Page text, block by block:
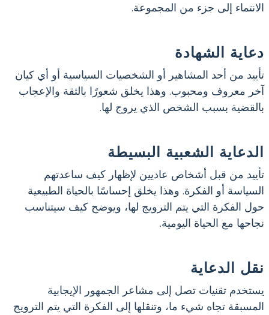
الانتماء إلى جزء من المجموعة.
دعاية الشهادة
تأييد من أحد المشاهير أو الشخصيات السياسية أو أي كيان
آخر معروف ومحبوب. وهذا يخلق شعورًا بالثقة والإعجاب
بالقضية بسبب الشخص الذي يروج لها.
الدعاية الشعبية البسيطة
تأييد من قبل أشخاص عاديين لإظهار كيف ساعدتهم
السياسة أو الفكرة. وهذا يخلق إحساسًا بالحياة الطبيعية
حول الفكرة التي يتم الترويج لها، ويوضح كيف سيتناسب
نجاحها مع الحياة اليومية.
نقل الدعاية
يستخدم تقنيات تصل إلى مشاعر الجمهور الإيجابية
المسبقة تجاه شيء ما، وتنقلها إلى الفكرة التي يتم الترويج